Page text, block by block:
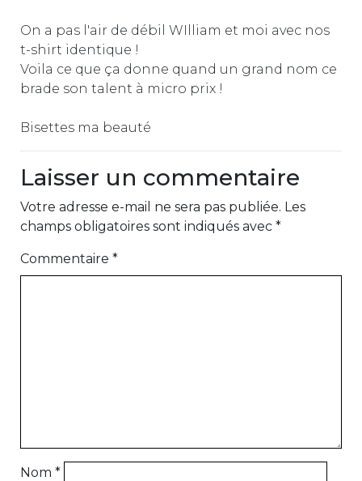
On a pas l'air de débil WIlliam et moi avec nos
t-shirt identique !
Voila ce que ça donne quand un grand nom ce
brade son talent à micro prix !
Bisettes ma beauté
Laisser un commentaire
Votre adresse e-mail ne sera pas publiée. Les
champs obligatoires sont indiqués avec *
Commentaire *
Nom *